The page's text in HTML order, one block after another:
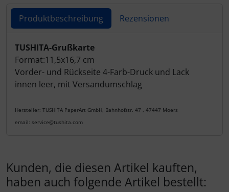
Produktbeschreibung Rezensionen
Produktbeschreibung
TUSHITA-Grußkarte
Format:11,5x16,7 cm
Vorder- und Rückseite 4-Farb-Druck und Lack
innen leer, mit Versandumschlag
Hersteller: TUSHITA PaperArt GmbH, Bahnhofstr. 47 , 47447 Moers
email: service@tushita.com
Kunden, die diesen Artikel kauften,
haben auch folgende Artikel bestellt: